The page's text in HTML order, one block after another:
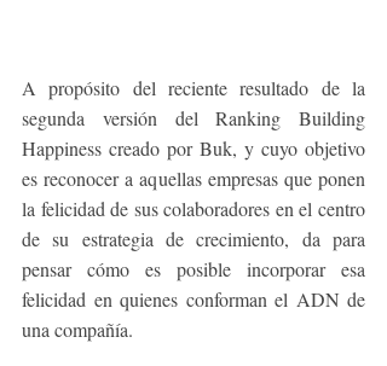
A propósito del reciente resultado de la
segunda versión del Ranking Building
Happiness creado por Buk, y cuyo objetivo
es reconocer a aquellas empresas que ponen
la felicidad de sus colaboradores en el centro
de su estrategia de crecimiento, da para
pensar cómo es posible incorporar esa
felicidad en quienes conforman el ADN de
una compañía.